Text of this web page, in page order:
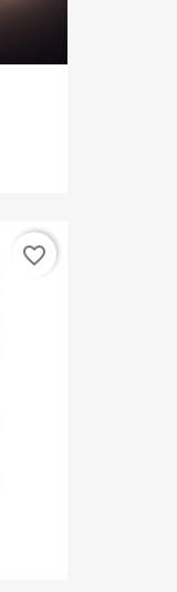
favorite_border